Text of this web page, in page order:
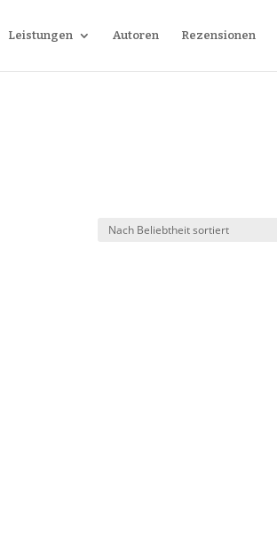
Leistungen Autoren Rezensionen